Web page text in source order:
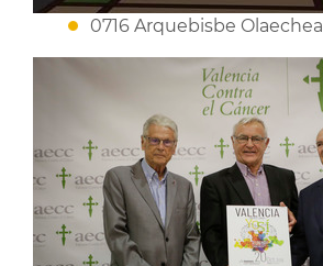
0716 Arquebisbe Olaechea